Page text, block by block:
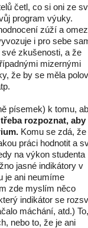
četl, co si oni ze
program výuky.
zúží a
i pro sebe
zkušenosti, a že
mizernými
že by se měla
písemek) k tomu,
rozpoznat, aby
Komu se zdá, že
práci hodnotit a
na výkon studenta
jasné indikátory v
je ani neumíme
zde myslím něco
indikátor se
máchání, atd.)
nebo to, že je ani